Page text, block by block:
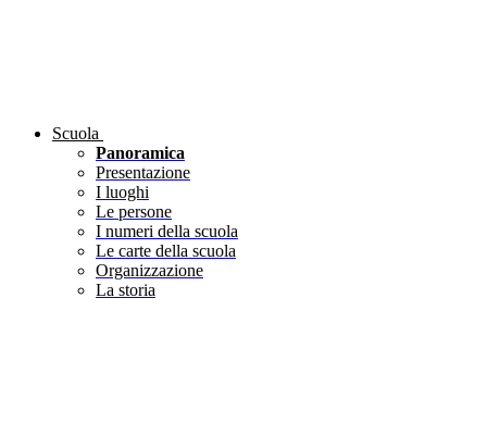
Scuola
Panoramica
Presentazione
I luoghi
Le persone
I numeri della scuola
Le carte della scuola
Organizzazione
La storia